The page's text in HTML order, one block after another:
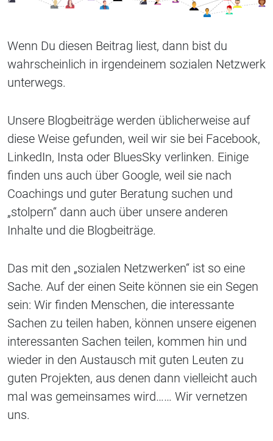
Wenn Du diesen Beitrag liest, dann bist du
wahrscheinlich in irgendeinem sozialen Netzwerk
unterwegs.
Unsere Blogbeiträge werden üblicherweise auf
diese Weise gefunden, weil wir sie bei Facebook,
LinkedIn, Insta oder BluesSky verlinken. Einige
finden uns auch über Google, weil sie nach
Coachings und guter Beratung suchen und
„stolpern“ dann auch über unsere anderen
Inhalte und die Blogbeiträge.
Das mit den „sozialen Netzwerken“ ist so eine
Sache. Auf der einen Seite können sie ein Segen
sein: Wir finden Menschen, die interessante
Sachen zu teilen haben, können unsere eigenen
interessanten Sachen teilen, kommen hin und
wieder in den Austausch mit guten Leuten zu
guten Projekten, aus denen dann vielleicht auch
mal was gemeinsames wird…… Wir vernetzen
uns.